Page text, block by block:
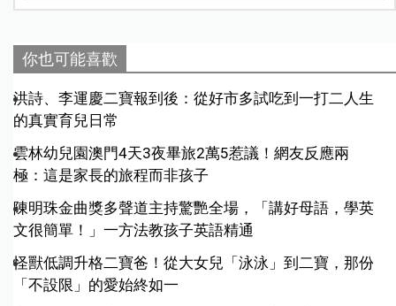
你也可能喜歡
洪詩、李運慶二寶報到後：從好市多試吃到一打二人生
的真實育兒日常
雲林幼兒園澳門4天3夜畢旅2萬5惹議！網友反應兩
極：這是家長的旅程而非孩子
陳明珠金曲獎多聲道主持驚艷全場，「講好母語，學英
文很簡單！」一方法教孩子英語精通
怪獸低調升格二寶爸！從大女兒「泳泳」到二寶，那份
「不設限」的愛始終如一